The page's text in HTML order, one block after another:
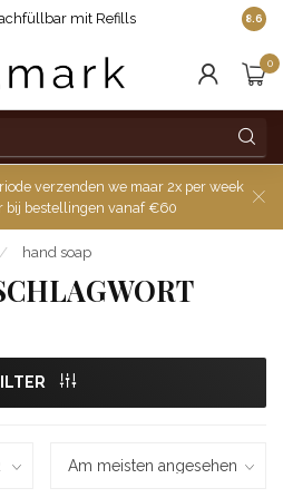
mit Refills 8.6
0
verzenden we maar 2x per week
bij bestellingen vanaf €60
/ hand soap